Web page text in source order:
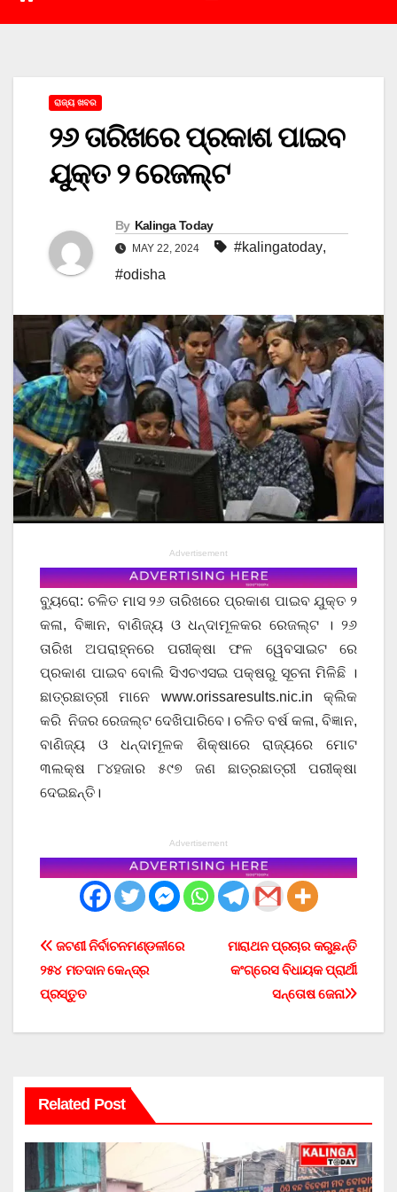
ରାଜ୍ୟ ଖବର
୨୬ ତାରିଖରେ ପ୍ରକାଶ ପାଇବ
ଯୁକ୍ତ ୨ ରେଜଲ୍ଟ
By Kalinga Today
MAY 22, 2024 #kalingatoday,
#odisha
Advertisement
ବ୍ୟୁରୋ: ଚଳିତ ମାସ ୨୬ ତାରିଖରେ ପ୍ରକାଶ ପାଇବ ଯୁକ୍ତ ୨
କଳା, ବିଜ୍ଞାନ, ବାଣିଜ୍ୟ ଓ ଧନ୍ଦାମୂଳକର ରେଜଲ୍ଟ । ୨୬
ତାରିଖ ଅପରାହ୍ନରେ ପରୀକ୍ଷା ଫଳ ୱେବସାଇଟ ରେ
ପ୍ରକାଶ ପାଇବ ବୋଲି ସିଏଚଏସଇ ପକ୍ଷରୁ ସୂଚନା ମିଳିଛି ।
ଛାତ୍ରଛାତ୍ରୀ ମାନେ www.orissaresults.nic.in କ୍ଲିକ
କରି ନିଜର ରେଜଲ୍ଟ ଦେଖିପାରିବେ। ଚଳିତ ବର୍ଷ କଳା, ବିଜ୍ଞାନ,
ବାଣିଜ୍ୟ ଓ ଧନ୍ଦାମୂଳକ ଶିକ୍ଷାରେ ରାଜ୍ୟରେ ମୋଟ
୩ଲକ୍ଷ ୮୪ହଜାର ୫୯୭ ଜଣ ଛାତ୍ରଛାତ୍ରୀ ପରୀକ୍ଷା
ଦେଇଛନ୍ତି।
Advertisement
Post
navigation
ମାରାଥନ ପ୍ରଚାର କରୁଛନ୍ତି
କଂଗ୍ରେସ ବିଧାୟକ ପ୍ରାର୍ଥୀ
ସନ୍ତୋଷ ଜେନା
ଜଟଣୀ ନିର୍ବାଚନମଣ୍ଡଳୀରେ
୨୫୪ ମତଦାନ କେନ୍ଦ୍ର
ପ୍ରସ୍ତୁତ
Related Post